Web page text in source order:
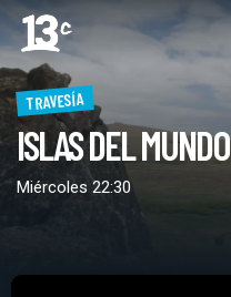
TRAVESÍA
ISLAS DEL MUNDO
Miércoles 22:30